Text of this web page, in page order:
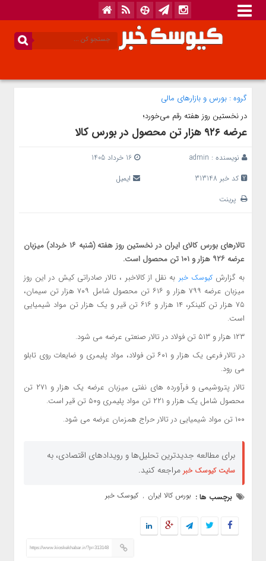
گروه : بورس و بازار‌های مالی
در نخستین روز هفته رقم می‌خورد؛
عرضه ۹۲۶ هزار تن محصول در بورس کالا
نویسنده : admin
16 خرداد 1405
کد خبر 313148
ایمیل
پرینت
تالارهای بورس کالای ایران در نخستین روز هفته (شنبه ۱۶ خرداد) میزبان
عرضه ۹۲۶ هزار و ۱۰۱ تن محصول است.
به گزارشکیوسک خبر به نقل از کالاخبر ، تالار صادراتی کیش در این روز
میزبان عرضه ۷۹۹ هزار و ۶۱۶ تن محصول شامل ۷۰۹ هزار تن سیمان،
۷۵ هزار تن کلینکر، ۱۴ هزار و ۶۱۶ تن قیر و یک هزار تن مواد شیمیایی
است.
۱۲۳ هزار و ۵۱۳ تن فولاد در تالار صنعتی عرضه می شود.
در تالار فرعی یک هزار و ۶۰۱ تن فولاد، مواد پلیمری و ضایعات روی تابلو
می رود.
تالار پتروشیمی و فرآورده های نفتی میزبان عرضه یک هزار و ۲۷۱ تن
محصول شامل یک هزار و ۲۲۱ تن مواد پلیمری و۵۰ تن قیر است.
۱۰۰ تن مواد شیمیایی در تالار حراج همزمان عرضه می شود.
برای مطالعه جدیدترین تحلیل‌ها و رویدادهای اقتصادی، به
سایت کیوسک خبر مراجعه کنید.
برچسب ها : بورس کالا ایران , کیوسک خبر
https://www.kioskekhabar.ir/?p=313148